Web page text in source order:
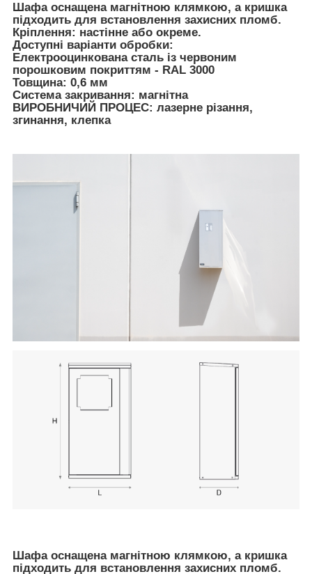
Шафа оснащена магнітною клямкою, а кришка
підходить для встановлення захисних пломб.
Кріплення: настінне або окреме.
Доступні варіанти обробки:
Електрооцинкована сталь із червоним
порошковим покриттям - RAL 3000
Товщина: 0,6 мм
Система закривання: магнітна
ВИРОБНИЧИЙ ПРОЦЕС: лазерне різання,
згинання, клепка
Шафа оснащена магнітною клямкою, а кришка
підходить для встановлення захисних пломб.